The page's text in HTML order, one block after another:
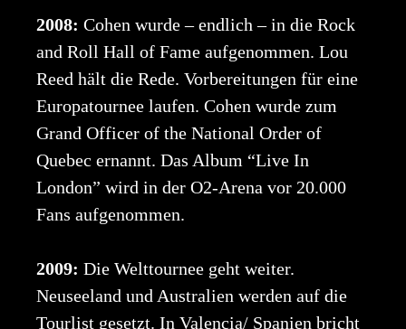
2008: Cohen wurde – endlich – in die Rock
and Roll Hall of Fame aufgenommen. Lou
Reed hält die Rede. Vorbereitungen für eine
Europatournee laufen. Cohen wurde zum
Grand Officer of the National Order of
Quebec ernannt. Das Album “Live In
London” wird in der O2-Arena vor 20.000
Fans aufgenommen.
2009: Die Welttournee geht weiter.
Neuseeland und Australien werden auf die
Tourlist gesetzt. In Valencia/ Spanien bricht